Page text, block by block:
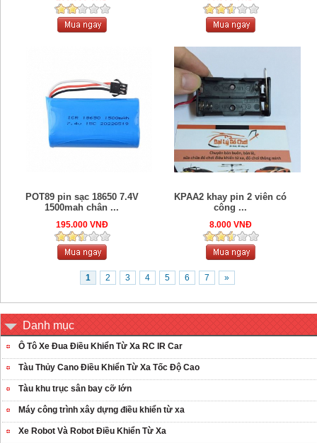
POT89 pin sạc 18650 7.4V
1500mah chân ...
195.000 VNĐ
KPAA2 khay pin 2 viên có
công ...
8.000 VNĐ
1 2 3 4 5 6 7 »
Danh mục
Ô Tô Xe Đua Điều Khiển Từ Xa RC IR Car
Tàu Thủy Cano Điều Khiển Từ Xa Tốc Độ Cao
Tàu khu trục sân bay cỡ lớn
Máy công trình xây dựng điều khiển từ xa
Xe Robot Và Robot Điều Khiển Từ Xa